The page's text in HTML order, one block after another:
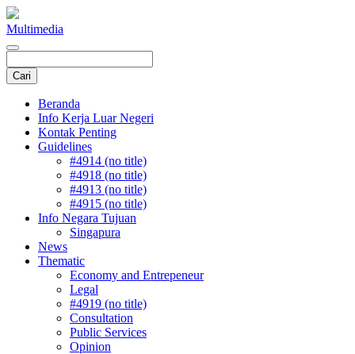
Multimedia
Beranda
Info Kerja Luar Negeri
Kontak Penting
Guidelines
#4914 (no title)
#4918 (no title)
#4913 (no title)
#4915 (no title)
Info Negara Tujuan
Singapura
News
Thematic
Economy and Entrepeneur
Legal
#4919 (no title)
Consultation
Public Services
Opinion